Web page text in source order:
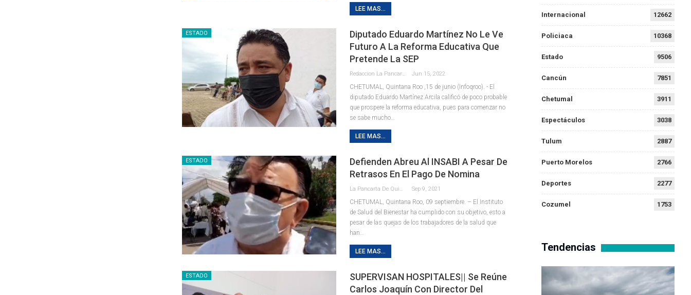
LEE MAS...
ESTADO
Diputado Eduardo Martínez No Le Ve
Futuro A La Reforma Educativa Que
Pretende La SEP
Jun 15, 2022
CHETUMAL, Quintana Roo ,15 de junio (Infoqroo). - El
diputado Eduardo Martínez Arcila calificó de poco probable
que prospere la reforma educativa, pues para comenzar no
se sabe mucho
LEE MAS...
ESTADO
Defienden Abreu Al INSABI A Pesar De
Retrasos En El Pago De Nomina
Sep 9, 2021
CHETUMAL, Quintana Roo, 09 septiembre. – El Instituto
de Salud del Bienestar ha cumplido con su objetivo, esto a
pesar de las quejas de los trabajadores de la salud que
han
LEE MAS...
ESTADO
SUPERVISAN HOSPITALES|| Se Reúne
Carlos Joaquín Con Director Del
Internacional 12662
Policiaca 10368
Estado 9506
Cancún 7851
Chetumal 3911
Espectáculos 3038
Tulum 2887
Puerto Morelos 2766
Deportes 2277
Cozumel 1753
Tendencias